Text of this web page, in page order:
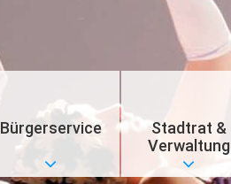
Bürgerservice
Stadtrat &
Verwaltung